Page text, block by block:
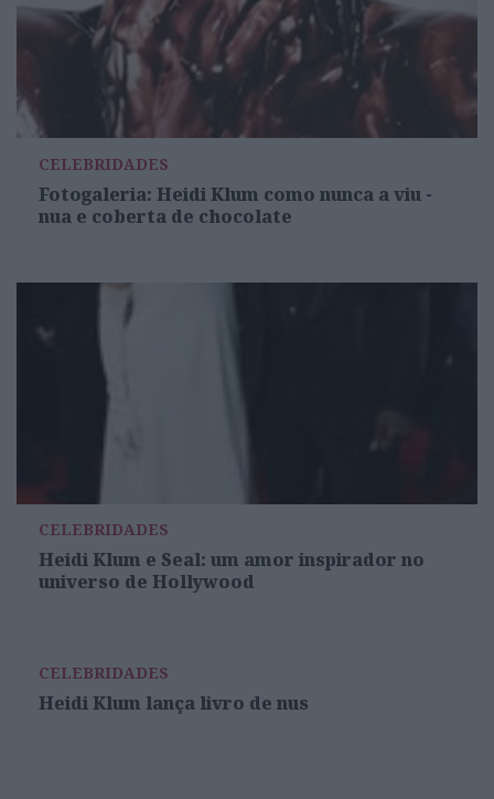
CELEBRIDADES
Fotogaleria: Heidi Klum como nunca a viu -
nua e coberta de chocolate
CELEBRIDADES
Heidi Klum e Seal: um amor inspirador no
universo de Hollywood
CELEBRIDADES
Heidi Klum lança livro de nus